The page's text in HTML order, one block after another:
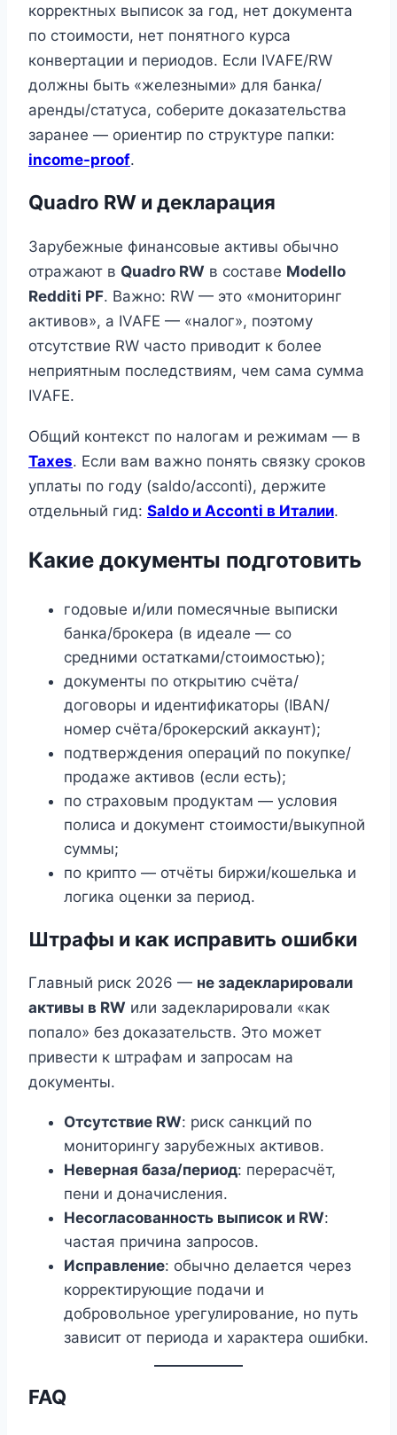
корректных выписок за год, нет документа
по стоимости, нет понятного курса
конвертации и периодов. Если IVAFE/RW
должны быть «железными» для банка/
аренды/статуса, соберите доказательства
заранее — ориентир по структуре папки:
income-proof.
Quadro RW и декларация
Зарубежные финансовые активы обычно
отражают в Quadro RW в составе Modello
Redditi PF. Важно: RW — это «мониторинг
активов», а IVAFE — «налог», поэтому
отсутствие RW часто приводит к более
неприятным последствиям, чем сама сумма
IVAFE.
Общий контекст по налогам и режимам — в
Taxes. Если вам важно понять связку сроков
уплаты по году (saldo/acconti), держите
отдельный гид: Saldo и Acconti в Италии.
Какие документы подготовить
годовые и/или помесячные выписки
банка/брокера (в идеале — со
средними остатками/стоимостью);
документы по открытию счёта/
договоры и идентификаторы (IBAN/
номер счёта/брокерский аккаунт);
подтверждения операций по покупке/
продаже активов (если есть);
по страховым продуктам — условия
полиса и документ стоимости/выкупной
суммы;
по крипто — отчёты биржи/кошелька и
логика оценки за период.
Штрафы и как исправить ошибки
Главный риск 2026 — не задекларировали
активы в RW или задекларировали «как
попало» без доказательств. Это может
привести к штрафам и запросам на
документы.
Отсутствие RW: риск санкций по
мониторингу зарубежных активов.
Неверная база/период: перерасчёт,
пени и доначисления.
Несогласованность выписок и RW:
частая причина запросов.
Исправление: обычно делается через
корректирующие подачи и
добровольное урегулирование, но путь
зависит от периода и характера ошибки.
FAQ